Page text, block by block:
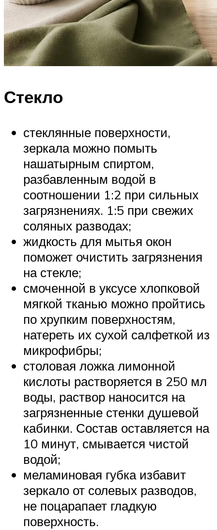
Стекло
стеклянные поверхности,
зеркала можно помыть
нашатырным спиртом,
разбавленным водой в
соотношении 1:2 при сильных
загрязнениях. 1:5 при свежих
соляных разводах;
жидкость для мытья окон
поможет очистить загрязнения
на стекле;
смоченной в уксусе хлопковой
мягкой тканью можно пройтись
по хрупким поверхностям,
натереть их сухой салфеткой из
микрофибры;
столовая ложка лимонной
кислоты растворяется в 250 мл
воды, раствор наносится на
загрязненные стенки душевой
кабинки. Состав оставляется на
10 минут, смывается чистой
водой;
меламиновая губка избавит
зеркало от солевых разводов,
не поцарапает гладкую
поверхность.